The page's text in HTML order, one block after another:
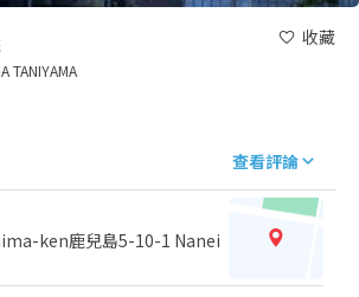
TANIYAMA
收藏
查看評論
ken鹿兒島5-10-1 Nanei